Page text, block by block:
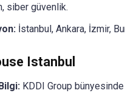
siber güvenlik.
İstanbul, Ankara, İzmir,
Istanbul
KDDI Group